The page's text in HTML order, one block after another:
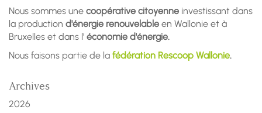
Nous sommes une coopérative citoyenne investissant dans
la production d'énergie renouvelable en Wallonie et à
Bruxelles et dans l' économie d'énergie.
Nous faisons partie de la fédération Rescoop Wallonie.
Archives
2026